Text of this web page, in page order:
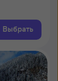
Выбрать